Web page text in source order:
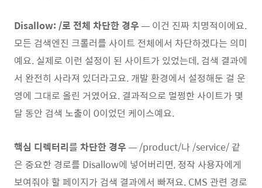
Disallow: /로 전체 차단한 경우 — 이건 진짜 치명적이에요.
모든 검색엔진 크롤러를 사이트 전체에서 차단하겠다는 의미
예요. 실제로 이런 설정이 된 사이트가 있었는데, 검색 결과에
서 완전히 사라져 있더라고요. 개발 환경에서 설정해둔 걸 운
영에 그대로 올린 거였어요. 결과적으로 멀쩡한 사이트가 몇
달 동안 검색 노출이 0이었던 케이스예요.
핵심 디렉터리를 차단한 경우 — /product/나 /service/ 같
은 중요한 경로를 Disallow에 넣어버리면, 정작 사용자에게
보여줘야 할 페이지가 검색 결과에서 빠져요. CMS 관련 경로